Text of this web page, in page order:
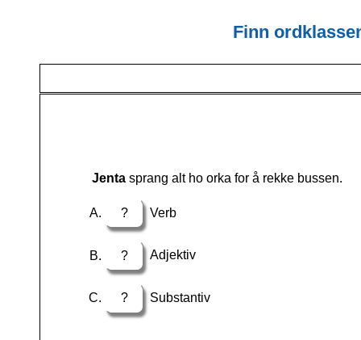
Finn
Jenta sprang alt ho orka for å rekke bussen.
? Verb
? Adjektiv
? Substantiv